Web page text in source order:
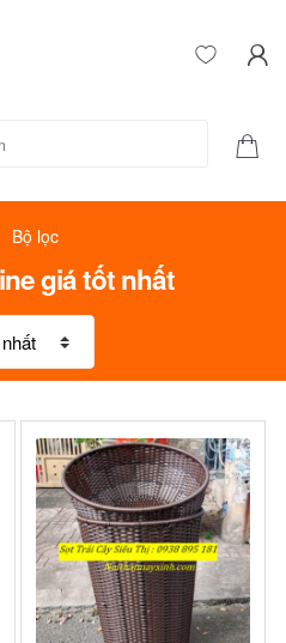
Bộ lọc
giá tốt nhất